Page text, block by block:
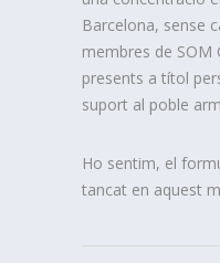
Barcelona, sense
membres de SOM
presents a títol
suport al poble
Ho sentim, el
tancat en aquest